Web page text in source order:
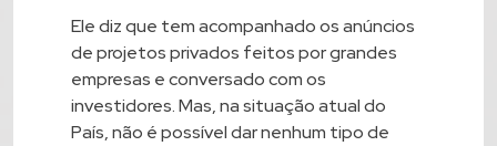
Ele diz que tem acompanhado os anúncios
de projetos privados feitos por grandes
empresas e conversado com os
investidores. Mas, na situação atual do
País, não é possível dar nenhum tipo de